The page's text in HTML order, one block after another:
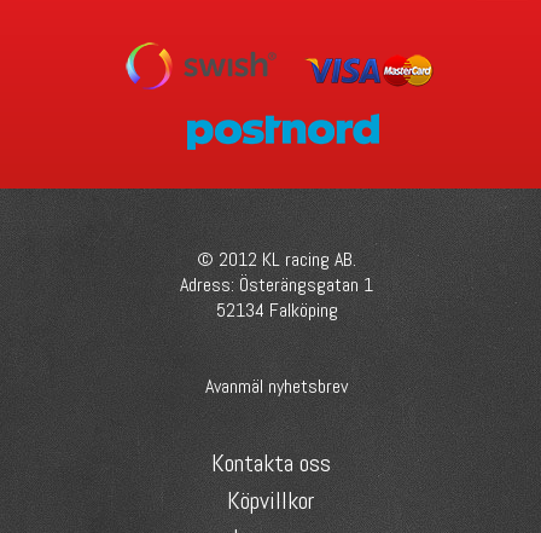
© 2012 KL racing AB.
Adress: Österängsgatan 1
52134 Falköping
Avanmäl nyhetsbrev
Kontakta oss
Köpvillkor